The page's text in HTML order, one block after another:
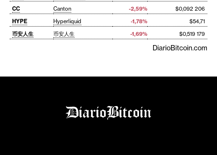
CC
Canton -2,59%
$0,092 206
HYPE
Hyperliquid -1,78%
$54,71
币安人生
币安人生 -1,69% $0,519 179
DiarioBitcoin.com